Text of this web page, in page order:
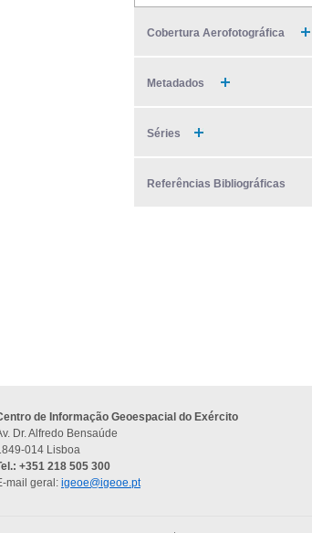
Cobertura Aerofotográfica
Metadados
Séries
Referências Bibliográficas
de Informação Geoespacial do Exército
Dr. Alfredo Bensaúde
014 Lisboa
+351 218 505 300
mail geral: igeoe@igeoe.pt